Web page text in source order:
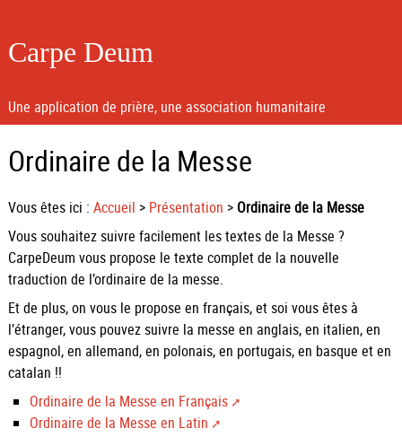
Carpe Deum
Une application de prière, une association humanitaire
Ordinaire de la Messe
Vous êtes ici : Accueil > Présentation > Ordinaire de la Messe
Vous souhaitez suivre facilement les textes de la Messe ?
CarpeDeum vous propose le texte complet de la nouvelle
traduction de l’ordinaire de la messe.
Et de plus, on vous le propose en français, et soi vous êtes à
l’étranger, vous pouvez suivre la messe en anglais, en italien, en
espagnol, en allemand, en polonais, en portugais, en basque et en
catalan !!
Ordinaire de la Messe en Français
Ordinaire de la Messe en Latin